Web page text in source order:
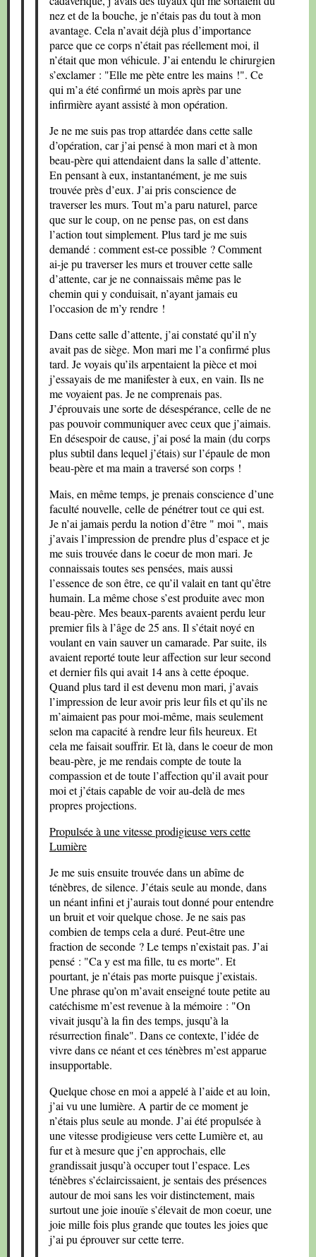
nez et de la bouche, je n’étais pas du tout à mon
avantage. Cela n’avait déjà plus d’importance
parce que ce corps n’était pas réellement moi, il
n’était que mon véhicule. J’ai entendu le chirurgien
s’exclamer : "Elle me pète entre les mains !". Ce
qui m’a été confirmé un mois après par une
infirmière ayant assisté à mon opération.
Je ne me suis pas trop attardée dans cette salle
d’opération, car j’ai pensé à mon mari et à mon
beau-père qui attendaient dans la salle d’attente.
En pensant à eux, instantanément, je me suis
trouvée près d’eux. J’ai pris conscience de
traverser les murs. Tout m’a paru naturel, parce
que sur le coup, on ne pense pas, on est dans
l’action tout simplement. Plus tard je me suis
demandé : comment est-ce possible ? Comment
ai-je pu traverser les murs et trouver cette salle
d’attente, car je ne connaissais même pas le
chemin qui y conduisait, n’ayant jamais eu
l’occasion de m’y rendre !
Dans cette salle d’attente, j’ai constaté qu’il n’y
avait pas de siège. Mon mari me l’a confirmé plus
tard. Je voyais qu’ils arpentaient la pièce et moi
j’essayais de me manifester à eux, en vain. Ils ne
me voyaient pas. Je ne comprenais pas.
J’éprouvais une sorte de désespérance, celle de ne
pas pouvoir communiquer avec ceux que j’aimais.
En désespoir de cause, j’ai posé la main (du corps
plus subtil dans lequel j’étais) sur l’épaule de mon
beau-père et ma main a traversé son corps !
Mais, en même temps, je prenais conscience d’une
faculté nouvelle, celle de pénétrer tout ce qui est.
Je n’ai jamais perdu la notion d’être " moi ", mais
j’avais l’impression de prendre plus d’espace et je
me suis trouvée dans le coeur de mon mari. Je
connaissais toutes ses pensées, mais aussi
l’essence de son être, ce qu’il valait en tant qu’être
humain. La même chose s’est produite avec mon
beau-père. Mes beaux-parents avaient perdu leur
premier fils à l’âge de 25 ans. Il s’était noyé en
voulant en vain sauver un camarade. Par suite, ils
avaient reporté toute leur affection sur leur second
et dernier fils qui avait 14 ans à cette époque.
Quand plus tard il est devenu mon mari, j’avais
l’impression de leur avoir pris leur fils et qu’ils ne
m’aimaient pas pour moi-même, mais seulement
selon ma capacité à rendre leur fils heureux. Et
cela me faisait souffrir. Et là, dans le coeur de mon
beau-père, je me rendais compte de toute la
compassion et de toute l’affection qu’il avait pour
moi et j’étais capable de voir au-delà de mes
propres projections.
Propulsée à une vitesse prodigieuse vers cette
Lumière
Je me suis ensuite trouvée dans un abîme de
ténèbres, de silence. J’étais seule au monde, dans
un néant infini et j’aurais tout donné pour entendre
un bruit et voir quelque chose. Je ne sais pas
combien de temps cela a duré. Peut-être une
fraction de seconde ? Le temps n’existait pas. J’ai
pensé : "Ca y est ma fille, tu es morte". Et
pourtant, je n’étais pas morte puisque j’existais.
Une phrase qu’on m’avait enseigné toute petite au
catéchisme m’est revenue à la mémoire : "On
vivait jusqu’à la fin des temps, jusqu’à la
résurrection finale". Dans ce contexte, l’idée de
vivre dans ce néant et ces ténèbres m’est apparue
insupportable.
Quelque chose en moi a appelé à l’aide et au loin,
j’ai vu une lumière. A partir de ce moment je
n’étais plus seule au monde. J’ai été propulsée à
une vitesse prodigieuse vers cette Lumière et, au
fur et à mesure que j’en approchais, elle
grandissait jusqu’à occuper tout l’espace. Les
ténèbres s’éclaircissaient, je sentais des présences
autour de moi sans les voir distinctement, mais
surtout une joie inouïe s’élevait de mon coeur, une
joie mille fois plus grande que toutes les joies que
j’ai pu éprouver sur cette terre.